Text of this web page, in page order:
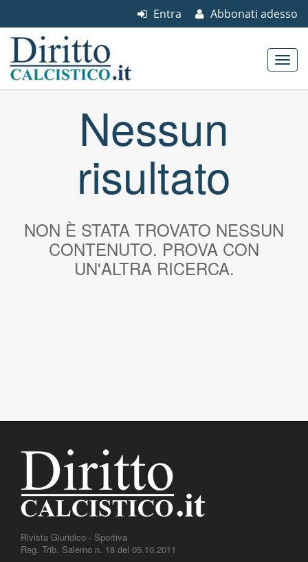
Abbonati adesso
Entra
Main menuNessun
risultato
NON È STATA TROVATO NESSUN
CONTENUTO. PROVA CON
UN'ALTRA RICERCA.
Rivista Giuridico - Sportiva
Reg. Trib. Salerno n. 18 del 05.10.2011